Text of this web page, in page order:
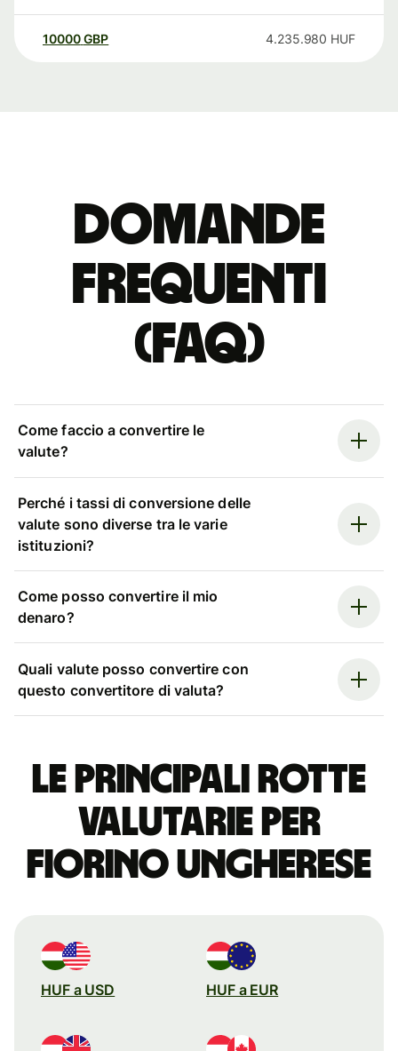
10000 GBP 4.235.980 HUF
Domande
Frequenti
(FAQ)
Come faccio a convertire le
valute?
Perché i tassi di conversione delle
valute sono diverse tra le varie
istituzioni?
Come posso convertire il mio
denaro?
Quali valute posso convertire con
questo convertitore di valuta?
Le principali rotte
valutarie per
fiorino ungherese
HUF a USD HUF a EUR